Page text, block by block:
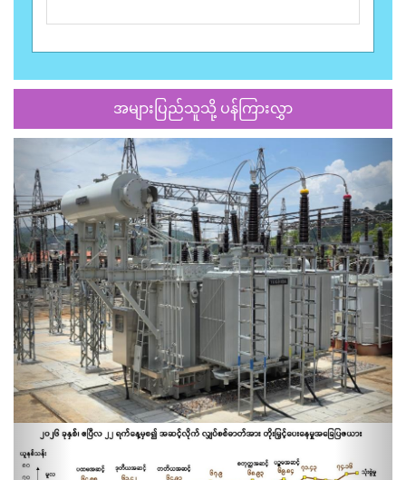
အများပြည်သူသို့ ပန်ကြားလွှာ
Previous